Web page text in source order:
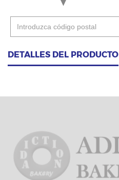
DETALLES DEL PRODUCTO